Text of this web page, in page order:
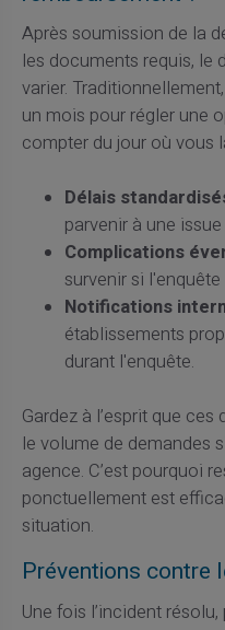
Après soumission de la
les documents requis, le
varier.
un mois pour régler une
compter du jour où vous
Délais
parvenir à une
Complications
survenir si
Notifications
établissements
durant l'enquête.
Gardez à l’esprit que
le volume de demandes
agence. C’est pourquoi
ponctuellement est
situation.
Préventions contre
Une fois l’incident